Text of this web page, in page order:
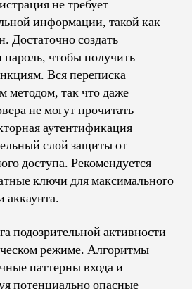
не требует
информации, такой как
Достаточно создать
чтобы получить
Вся переписка
методом, так что даже
не могут прочитать
аутентификация
слой защиты от
доступа. Рекомендуется
ключи для максимального
аккаунта.
подозрительной активности
режиме. Алгоритмы
паттерны входа и
потенциально опасные